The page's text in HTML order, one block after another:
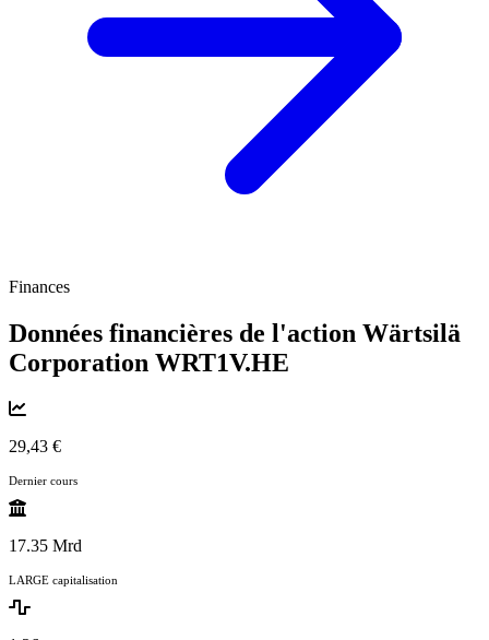
Finances
Données financières de l'action Wärtsilä
Corporation WRT1V.HE
29,43 €
Dernier cours
17.35 Mrd
LARGE capitalisation